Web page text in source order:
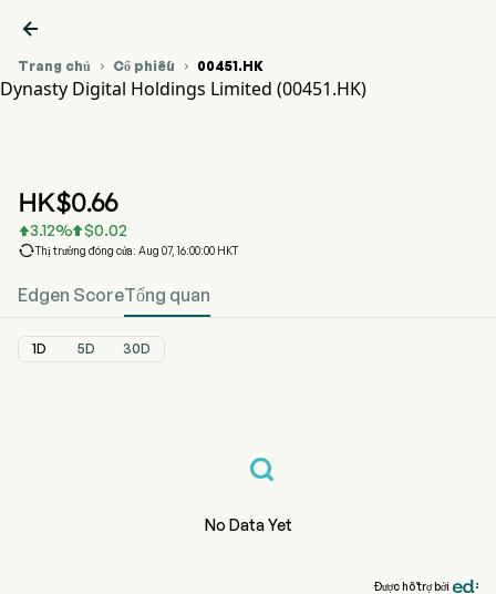

Trang chủ  Cổ phiếu  00451.HK
Dynasty Digital Holdings Limited (00451.HK)
HK$0.66
3.12% $0.02
Thị trường đóng cửa: Aug 07, 16:00:00 HKT
Edgen ScoreTổng quan
1D 5D 30D
No Data Yet
Được hỗ trợ bởi